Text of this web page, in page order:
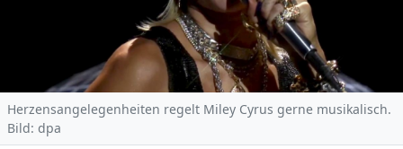
Herzensangelegenheiten regelt Miley Cyrus gerne musikalisch.
Bild: dpa